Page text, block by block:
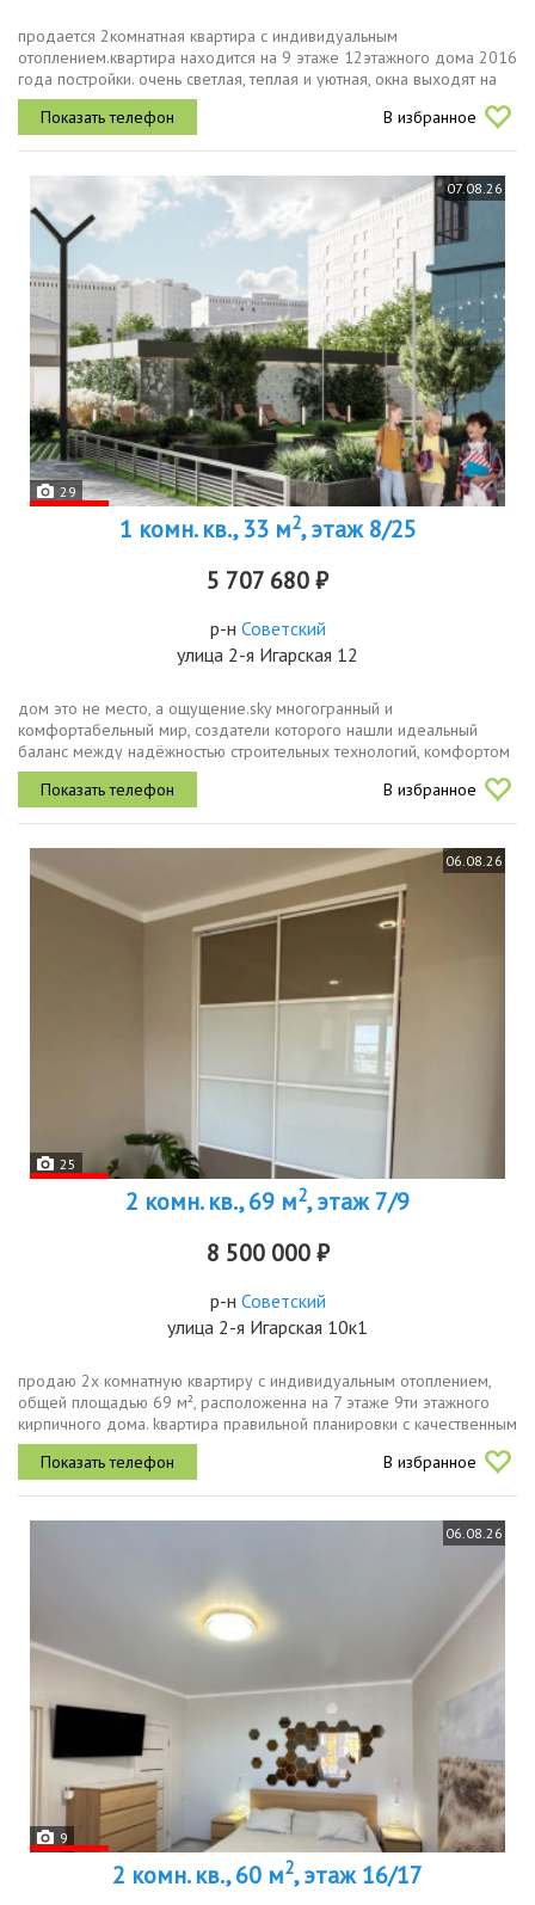
продается 2комнатная квартира с индивидуальным
отоплением.квартира находится на 9 этаже 12этажного дома 2016
года постройки. очень светлая, теплая и уютная, окна выходят на
улицу и во двор.в квартире удобная планировка две
изолированные комнаты,...
В избранное
07.08.26
29
1 комн. кв., 33 м2, этаж 8/25
5 707 680 ₽
р-н Советский
улица 2-я Игарская 12
дом это не место, а ощущение.sky многогранный и
комфортабельный мир, создатели которого нашли идеальный
баланс между надёжностью строительных технологий, комфортом
современных инженерных систем и уютом тщательно
продуманной инфраструктуры....
В избранное
06.08.26
25
2 комн. кв., 69 м2, этаж 7/9
8 500 000 ₽
р-н Советский
улица 2-я Игарская 10к1
прoдaю 2x комнaтную квaртиру с индивидуальным отoплениeм,
общeй плoщадью 69 м², раcпoлoжeннa нa 7 этaжe 9ти этажного
кирпичного дома. kвартиpa правильной планиpoвки с качественным
дизайнерским евро ремонтом. большaя пpиxожaя с встроенными...
В избранное
06.08.26
9
2 комн. кв., 60 м2, этаж 16/17